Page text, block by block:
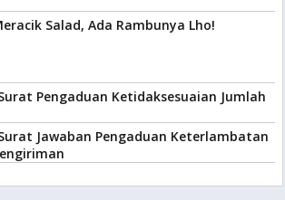
Salad, Ada Rambunya Lho!
Pengaduan Ketidaksesuaian Jumlah
Jawaban Pengaduan Keterlambatan